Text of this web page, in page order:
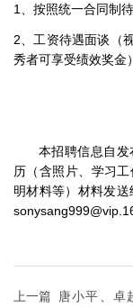
1、按照统一合同制
2、工资待遇面谈（
秀者可享受绩效奖金
本招聘信息自
历（含照片、学习
明材料等）材料发
上一篇
唐小平、卓